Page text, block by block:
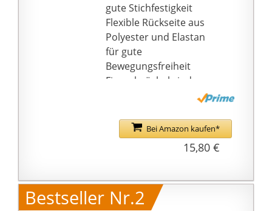
gute Stichfestigkeit
Flexible Rückseite aus
Polyester und Elastan
für gute
Bewegungsfreiheit
Fingerknöchel sind
gegen Einstiche und
Einstichfestes
Handflächenpolster
Ellenbogen
Bei Amazon kaufen*
15,80 €
Bestseller Nr.2